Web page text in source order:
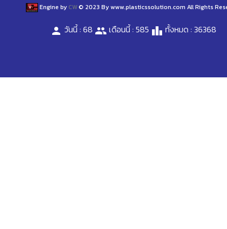
Engine by CW© 2023 By www.plasticssolution.com All Rights
person วันนี้ : 68 people เดือนนี้ : 585 leaderboard ทั้งหมด : 36368